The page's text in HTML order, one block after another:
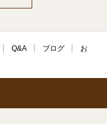
Q&A ブログ
お